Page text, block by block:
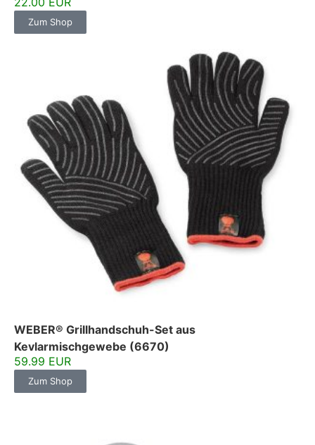
Zum Shop
WEBER® Grillhandschuh-Set aus
Kevlarmischgewebe (6670)
59.99 EUR
Zum Shop